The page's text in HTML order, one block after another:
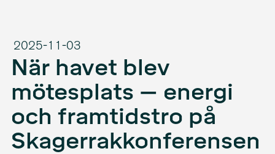
2025-11-03
När havet blev
mötesplats – energi
och framtidstro på
Skager­rak­kon­fe­rensen